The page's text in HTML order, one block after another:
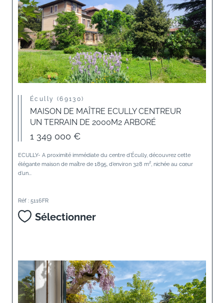
Écully (69130)
MAISON DE MAÎTRE ECULLY CENTREUR
UN TERRAIN DE 2000M2 ARBORÉ
1 349 000 €
ECULLY- A proximité immédiate du centre d’Écully, découvrez cette
élégante maison de maître de 1895, d’environ 328 m², nichée au cœur
d’un...
Réf : 5116FR
Sélectionner